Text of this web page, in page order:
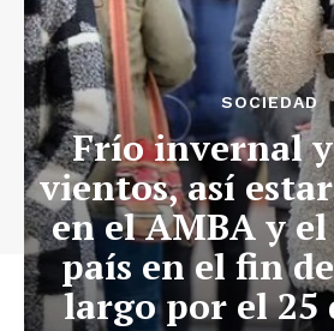
SOCIEDAD
Frío invernal
vientos, así
en el AMBA y
país en el fin
largo por el 25